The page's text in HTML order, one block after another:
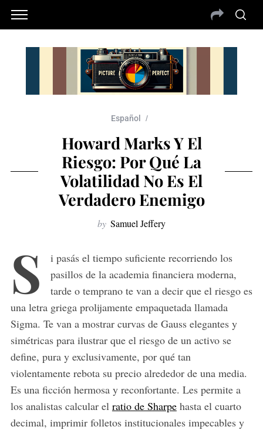
Español
Howard Marks Y El
Riesgo: Por Qué La
Volatilidad No Es El
Verdadero Enemigo
by Samuel Jeffery
S
i pasás el tiempo suficiente recorriendo los
pasillos de la academia financiera moderna,
tarde o temprano te van a decir que el riesgo es
una letra griega prolijamente empaquetada llamada
Sigma. Te van a mostrar curvas de Gauss elegantes y
simétricas para ilustrar que el riesgo de un activo se
define, pura y exclusivamente, por qué tan
violentamente rebota su precio alrededor de una media.
Es una ficción hermosa y reconfortante. Les permite a
los analistas calcular el ratio de Sharpehasta el cuarto
decimal, imprimir folletos institucionales impecables y